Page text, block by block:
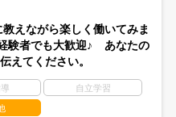
えながら楽しく働いてみま
験者でも大歓迎♪ あなたの
えてください。
自立学習